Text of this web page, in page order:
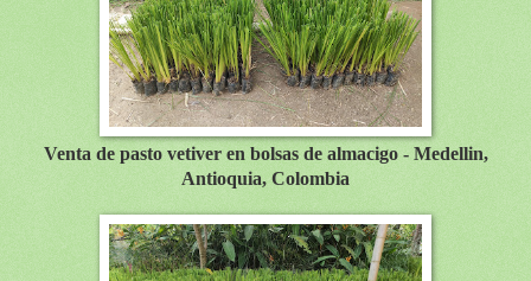
Venta de pasto vetiver en bolsas de almacigo - Medellin,
Antioquia, Colombia